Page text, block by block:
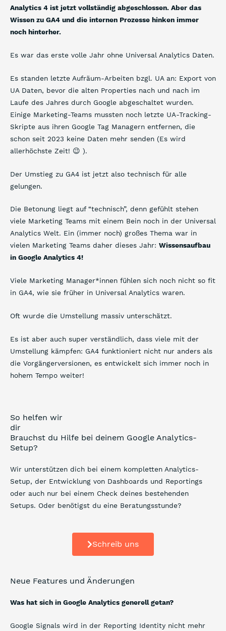
Analytics 4 ist jetzt vollständig abgeschlossen. Aber das
Wissen zu GA4 und die internen Prozesse hinken immer
noch hinterher.
Es war das erste volle Jahr ohne Universal Analytics Daten.
Es standen letzte Aufräum-Arbeiten bzgl. UA an: Export von
UA Daten, bevor die alten Properties nach und nach im
Laufe des Jahres durch Google abgeschaltet wurden.
Einige Marketing-Teams mussten noch letzte UA-Tracking-
Skripte aus ihren Google Tag Managern entfernen, die
schon seit 2023 keine Daten mehr senden (Es wird
allerhöchste Zeit! 😉 ).
Der Umstieg zu GA4 ist jetzt also technisch für alle
gelungen.
Die Betonung liegt auf “technisch”, denn gefühlt stehen
viele Marketing Teams mit einem Bein noch in der Universal
Analytics Welt. Ein (immer noch) großes Thema war in
vielen Marketing Teams daher dieses Jahr: Wissensaufbau
in Google Analytics 4!
Viele Marketing Manager*innen fühlen sich noch nicht so fit
in GA4, wie sie früher in Universal Analytics waren.
Oft wurde die Umstellung massiv unterschätzt.
Es ist aber auch super verständlich, dass viele mit der
Umstellung kämpfen: GA4 funktioniert nicht nur anders als
die Vorgängerversionen, es entwickelt sich immer noch in
hohem Tempo weiter!
So helfen wir
dir
Brauchst du Hilfe bei deinem Google Analytics-
Setup?
Wir unterstützen dich bei einem kompletten Analytics-
Setup, der Entwicklung von Dashboards und Reportings
oder auch nur bei einem Check deines bestehenden
Setups. Oder benötigst du eine Beratungsstunde?
Schreib uns
Neue Features und Änderungen
Was hat sich in Google Analytics generell getan?
Google Signals wird in der Reporting Identity nicht mehr